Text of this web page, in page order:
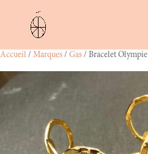
Accueil / Marques / Gas / Bracelet Olympie